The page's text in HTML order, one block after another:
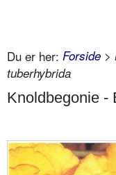
Du er her: Forside >
tuberhybrida
Knoldbegonie -